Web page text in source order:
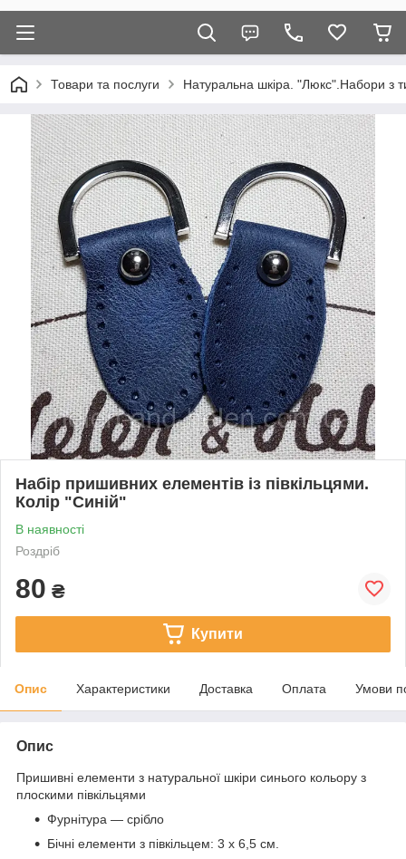
Товари та послуги Натуральна шкіра. "Люкс".Набори з
Набір пришивних елементів із півкільцями.
Колір "Синій"
В наявності
Роздріб
80 ₴
Купити
Опис Характеристики Доставка Оплата Умови
Опис
Пришивні елементи з натуральної шкіри синього кольору з
плоскими півкільцями
Фурнітура — срібло
Бічні елементи з півкільцем: 3 х 6,5 см.